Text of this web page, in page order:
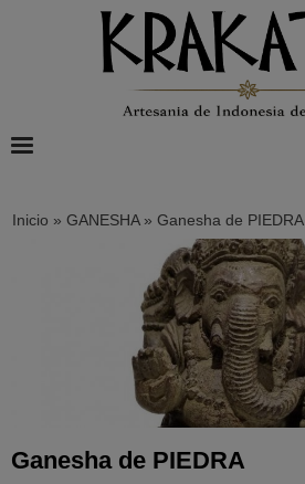
Inicio » GANESHA» Ganesha de PIEDRA
Ganesha de PIEDRA